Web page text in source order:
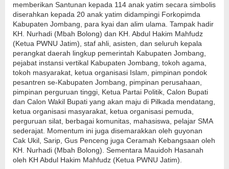
memberikan Santunan kepada 114 anak yatim secara simbolis
diserahkan kepada 20 anak yatim didampingi Forkopimda
Kabupaten Jombang, para kyai dan alim ulama. Tampak hadir
KH. Nurhadi (Mbah Bolong) dan KH. Abdul Hakim Mahfudz
(Ketua PWNU Jatim), staf ahli, asisten, dan seluruh kepala
perangkat daerah lingkup pemerintah Kabupaten Jombang,
pejabat instansi vertikal Kabupaten Jombang, tokoh agama,
tokoh masyarakat, ketua organisasi Islam, pimpinan pondok
pesantren se-Kabupaten Jombang, pimpinan perusahaan,
pimpinan perguruan tinggi, Ketua Partai Politik, Calon Bupati
dan Calon Wakil Bupati yang akan maju di Pilkada mendatang,
ketua organisasi masyarakat, ketua organisasi pemuda,
perguruan silat, berbagai komunitas, mahasiswa, pelajar SMA
sederajat. Momentum ini juga disemarakkan oleh guyonan
Cak Ukil, Sarip, Gus Penceng juga Ceramah Kebangsaan oleh
KH. Nurhadi (Mbah Bolong). Sementara Mauidoh Hasanah
oleh KH Abdul Hakim Mahfudz (Ketua PWNU Jatim).